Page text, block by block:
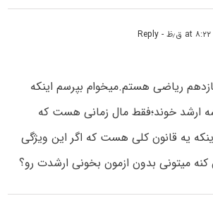
- Reply
ریاضی هستم.میخوام بپرسم اینکه
ارشد خوند؛فقط مال زمانی هست که
اینکه یه قانون کلی هست که اگر این ویژگی
میتونی بدون ازمون بخونی ارشدت رو؟